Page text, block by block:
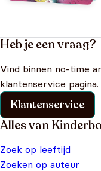
Heb je een vraag?
Vind binnen no-time
klantenservice pagina.
Klantenservice
Alles van
Zoek op leeftijd
Zoeken op auteur